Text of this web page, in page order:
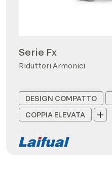
Serie Fx
Riduttori Armonici
DESIGN COMPATTO
COPPIA ELEVATA